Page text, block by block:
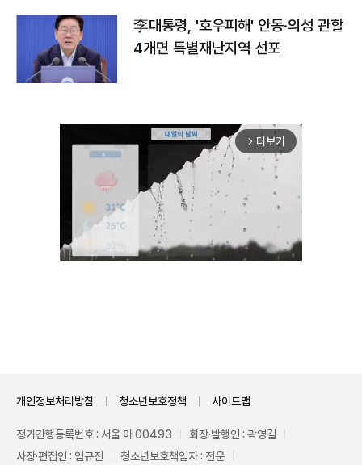
李대통령, '호우피해' 안동·의성 관할
4개면 특별재난지역 선포
arrow_forward_ios 더보기
개인정보처리방침 청소년보호정책 사이트맵
정기간행등록번호 : 서울 아 00493
회장·발행인 : 곽영길
사장·편집인 : 임규진
청소년보호책임자 : 전운